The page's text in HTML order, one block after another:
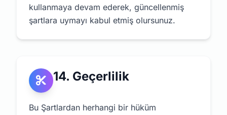
kullanmaya devam ederek, güncellenmiş
şartlara uymayı kabul etmiş olursunuz.
14. Geçerlilik
Bu Şartlardan herhangi bir hüküm